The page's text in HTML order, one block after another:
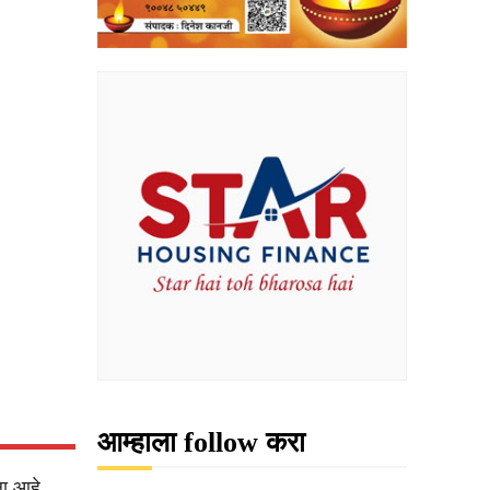
आम्हाला follow करा